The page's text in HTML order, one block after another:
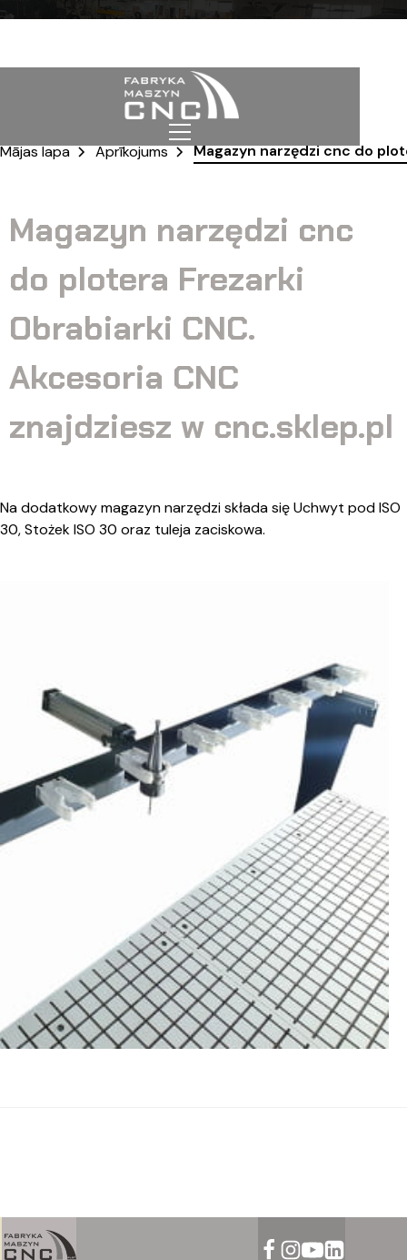
Mājas lapa Aprīkojums Magazyn narzędzi cnc do
Magazyn narzędzi cnc
do plotera Frezarki
Obrabiarki CNC.
Akcesoria CNC
znajdziesz w cnc.sklep.pl
Na dodatkowy magazyn narzędzi składa się Uchwyt pod ISO
30, Stożek ISO 30 oraz tuleja zaciskowa.